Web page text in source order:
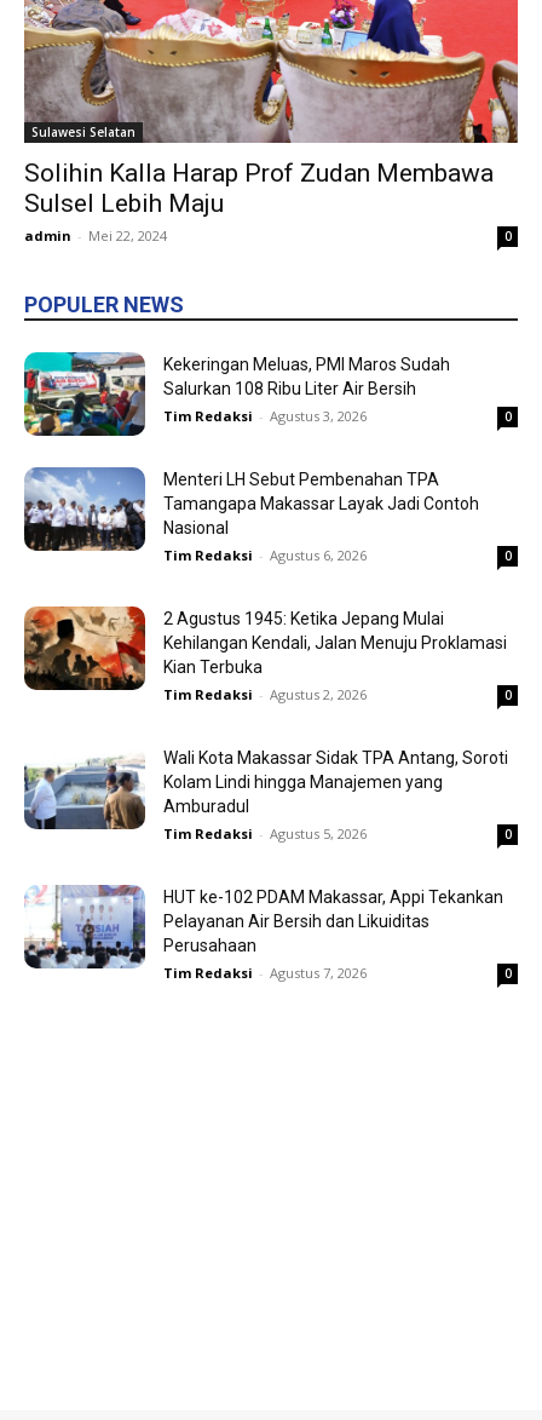
Sulawesi Selatan
Solihin Kalla Harap Prof Zudan Membawa
Sulsel Lebih Maju
admin - Mei 22, 2024 0
POPULER NEWS
Kekeringan Meluas, PMI Maros Sudah
Salurkan 108 Ribu Liter Air Bersih
Tim Redaksi - Agustus 3, 2026 0
Menteri LH Sebut Pembenahan TPA
Tamangapa Makassar Layak Jadi Contoh
Nasional
Tim Redaksi - Agustus 6, 2026 0
2 Agustus 1945: Ketika Jepang Mulai
Kehilangan Kendali, Jalan Menuju Proklamasi
Kian Terbuka
Tim Redaksi - Agustus 2, 2026 0
Wali Kota Makassar Sidak TPA Antang, Soroti
Kolam Lindi hingga Manajemen yang
Amburadul
Tim Redaksi - Agustus 5, 2026 0
HUT ke-102 PDAM Makassar, Appi Tekankan
Pelayanan Air Bersih dan Likuiditas
Perusahaan
Tim Redaksi - Agustus 7, 2026 0